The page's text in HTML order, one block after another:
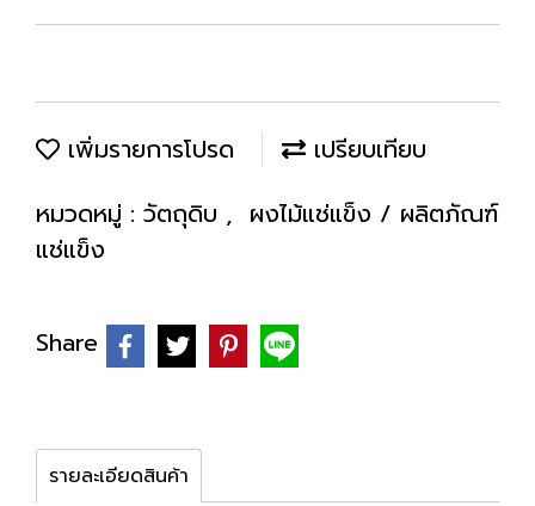
เพิ่มรายการโปรด
เปรียบเทียบ
หมวดหมู่ : วัตถุดิบ , ผงไม้แช่แข็ง / ผลิตภัณฑ์
แช่แข็ง
Share
รายละเอียดสินค้า